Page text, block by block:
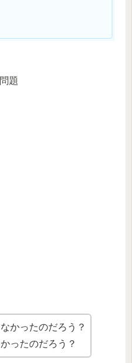
題
かったのだろう？
ったのだろう？